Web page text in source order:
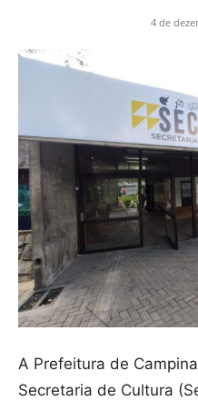
4 de
A Prefeitura de
Secretaria de Cultura